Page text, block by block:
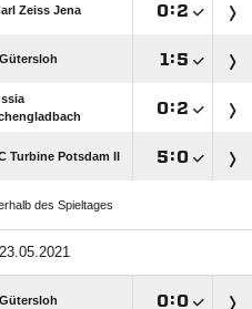
Zeiss Jena :
 :
:
Turbine Potsdam II :
des Spieltages
: